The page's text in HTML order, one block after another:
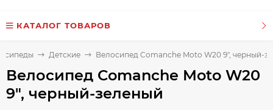
КАТАЛОГ ТОВАРОВ
Детские Велосипед Comanche Moto W20 9", черный-
Велосипед Comanche Moto W20
9", черный-зеленый